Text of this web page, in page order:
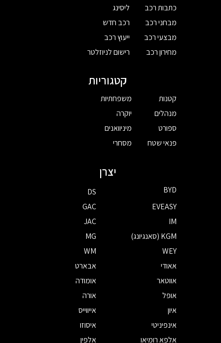
כתבות רכב
מבחני רכב
מבצעי רכב
מחירון רכב
ליסינג
רכב חדש
ייעוץ רכב
רישום לניוזלטר
קטגוריות
קטנות
מנהלים
ספורט
פנאי שטח
משפחתיות
יוקרה
מיניוואנים
מסחרי
יצרן
BYD
DS
EVEASY
GAC
IM
JAC
KGM (סאנגיונג)
MG
WEY
WM
אאודי
אבארט
אווטאר
אומודה
אופל
אורה
איון
אייווייס
אינפיניטי
איסוזו
אלפא רומיאו
אלפין